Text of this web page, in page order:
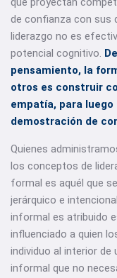
de confianza con sus
liderazgo no es
potencial cognitivo.
pensamiento, la
otros es construir
empatía, para
demostración de
Quienes
los conceptos de
formal es aquél que
jerárquico e
informal es atribuido
influenciado a quien
individuo al interior de
informal que no